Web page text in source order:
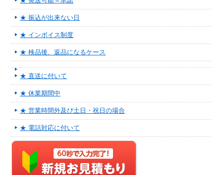
★ 振込が出来ない日
★ インボイス制度
★ 検品後、返品になるケース
★ 直送に付いて
★ 休業期間中
★ 営業時間外及び土日・祝日の場合
★ 電話対応に付いて